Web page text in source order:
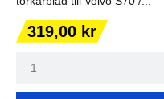
Pris
319,00 kr